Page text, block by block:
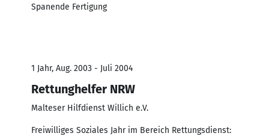
Spanende Fertigung
1 Jahr, Aug. 2003 - Juli 2004
Rettunghelfer NRW
Malteser Hilfdienst Willich e.V.
Freiwilliges Soziales Jahr im Bereich Rettungsdienst: